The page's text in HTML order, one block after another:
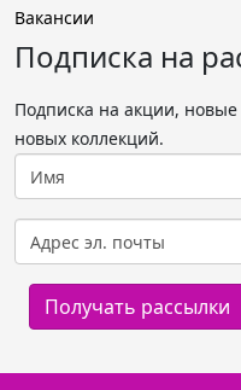
Вакансии
Подписка на
Подписка на акции, новые
новых коллекций.